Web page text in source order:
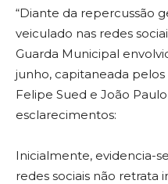
“Diante da repercussão
veiculado nas redes
Guarda Municipal
junho, capitaneada pelos
Felipe Sued e João
esclarecimentos:
Inicialmente, evidencia-
redes sociais não retrata